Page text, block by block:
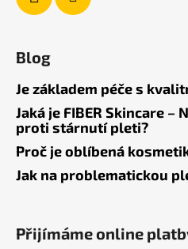
Blog
Je základem péče s
Jaká je FIBER Skincare –
proti stárnutí pleti?
Proč je oblíbená
Jak na problematickou
Přijímáme online